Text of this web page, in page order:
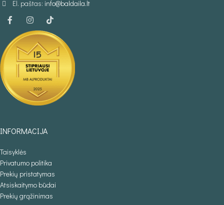
El. paštas: info@baldaila.lt
INFORMACIJA
Taisyklės
Privatumo politika
Prekių pristatymas
Atsiskaitymo būdai
Prekių grąžinimas